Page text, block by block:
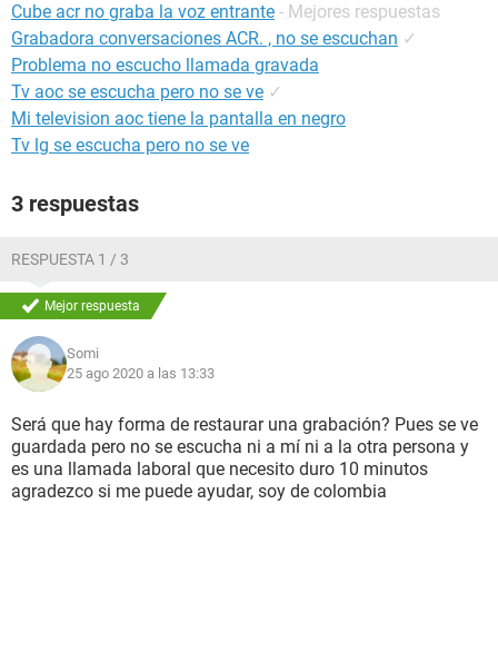
Cube acr no graba la voz entrante - Mejores respuestas
Grabadora conversaciones ACR. , no se escuchan ✓
Problema no escucho llamada gravada
Tv aoc se escucha pero no se ve ✓
Mi television aoc tiene la pantalla en negro
Tv lg se escucha pero no se ve
3 respuestas
RESPUESTA 1 / 3
Mejor respuesta
Somi
25 ago 2020 a las 13:33
Será que hay forma de restaurar una grabación? Pues se ve
guardada pero no se escucha ni a mí ni a la otra persona y
es una llamada laboral que necesito duro 10 minutos
agradezco si me puede ayudar, soy de colombia